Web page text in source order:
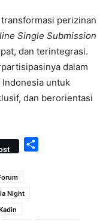
perizinan
Single Submission
dan terintegrasi.
dalam
Indonesia untuk
dan berorientasi
Night